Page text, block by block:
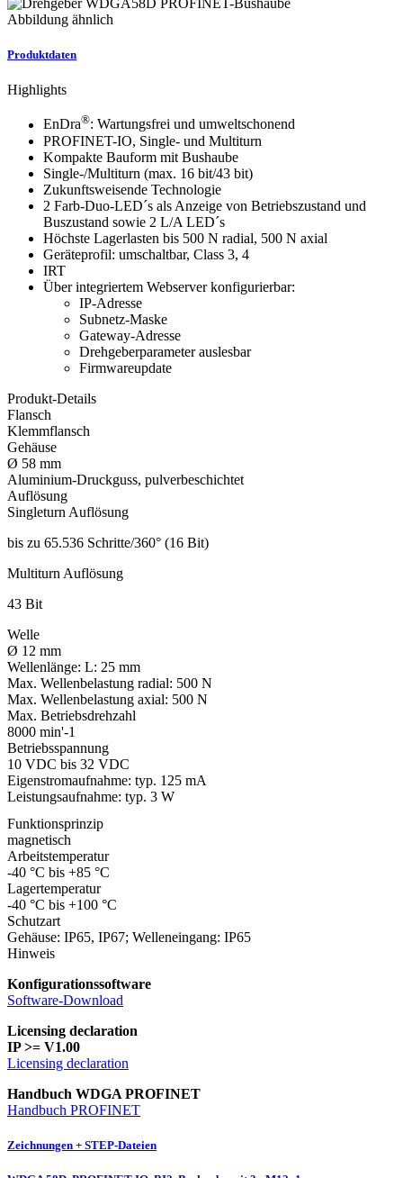
Abbildung ähnlich
Produktdaten
Highlights
EnDra®: Wartungsfrei und umweltschonend
PROFINET-IO, Single- und Multiturn
Kompakte Bauform mit Bushaube
Single-/Multiturn (max. 16 bit/43 bit)
Zukunftsweisende Technologie
2 Farb-Duo-LED´s als Anzeige von Betriebszustand und
Buszustand sowie 2 L/A LED´s
Höchste Lagerlasten bis 500 N radial, 500 N axial
Geräteprofil: umschaltbar, Class 3, 4
IRT
Über integriertem Webserver konfigurierbar:
IP-Adresse
Subnetz-Maske
Gateway-Adresse
Drehgeberparameter auslesbar
Firmwareupdate
Produkt-Details
Flansch
Klemmflansch
Gehäuse
Ø 58 mm
Aluminium-Druckguss, pulverbeschichtet
Auflösung
Singleturn Auflösung
bis zu 65.536 Schritte/360° (16 Bit)
Multiturn Auflösung
43 Bit
Welle
Ø 12 mm
Wellenlänge: L: 25 mm
Max. Wellenbelastung radial: 500 N
Max. Wellenbelastung axial: 500 N
Max. Betriebsdrehzahl
8000 min'-1
Betriebsspannung
10 VDC bis 32 VDC
Eigenstromaufnahme: typ. 125 mA
Leistungsaufnahme: typ. 3 W
Funktionsprinzip
magnetisch
Arbeitstemperatur
-40 °C bis +85 °C
Lagertemperatur
-40 °C bis +100 °C
Schutzart
Gehäuse: IP65, IP67; Welleneingang: IP65
Hinweis
Konfigurationssoftware
Software-Download
Licensing declaration
IP >= V1.00
Licensing declaration
Handbuch WDGA PROFINET
Handbuch PROFINET
Zeichnungen + STEP-Dateien